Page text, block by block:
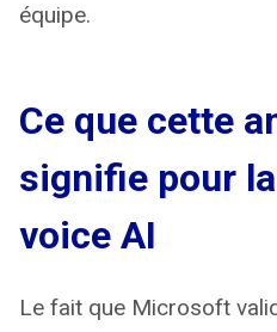
équipe.
Ce que cette
signifie pour
voice AI
Le fait que Microsoft